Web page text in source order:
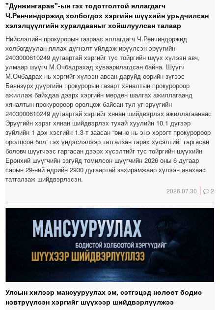
"Дүнжингарав"-ын гэх тодотголтой яллагдагч
Ч.Ренчиндоржид холбогдох хэргийн шүүхийн урьдчилсан
хэлэлцүүлгийн хуралдааныг хойшлуулсан талаар
Нийслэлийн прокурорын газраас яллагдагч Ч.Ренчиндоржид
холбогдуулан яллах дүгнэлт үйлдэж ирүүлсэн эрүүгийн
2403000610249 дугаартай хэргийг тус тойргийн шүүх хүлээн авч,
улмаар шүүгч М.Очбадрахад хуваарилагдсан байна. Шүүгч
М.Очбадрах нь хэргийг хүлээн авсан даруйд өөрийн зүгээс
Баянзүрх дүүргийн прокурорын газарт хяналтын прокуророор
ажиллаж байхдаа дээрх хэргийн мөрдөн шалгах ажиллагаанд
хяналтын прокуророор оролцож байсан тул уг эрүүгийн
2403000610249 дугаартай хэргийг хянан шийдвэрлэх ажиллагаанаас
Эрүүгийн хэрэг хянан шийдвэрлэх тухай хуулийн 10.1 дүгээр
зүйлийн 1 дэх хэсгийн 1.3-т заасан “өмнө нь энэ хэрэгт прокуророор
оролцсон бол” гэх үндэслэлээр татгалзан гарах хүсэлтийг гаргасан
боловч шүүгчээс гаргасан дээрх хүсэлтийг тус тойргийн шүүхийн
Ерөнхий шүүгчийн эзгүйд томилсон шүүгчийн 2026 оны 6 дугаар
сарын 29-ний өдрийн 2930 дугаартай захирамжаар хүлээн авахаас
татгалзаж шийдвэрлэсэн.
2026.07.30 2
Улсын хилээр мансууруулах эм, сэтгэцэд нөлөөт бодис
нэвтрүүлсэн хэргийг шүүхээр шийдвэрлүүлжээ